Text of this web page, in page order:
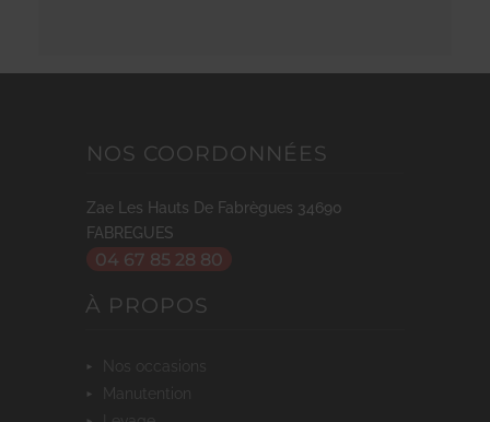
NOS COORDONNÉES
Zae Les Hauts De Fabrègues 34690
FABREGUES
04 67 85 28 80
À PROPOS
nos occasions
manutention